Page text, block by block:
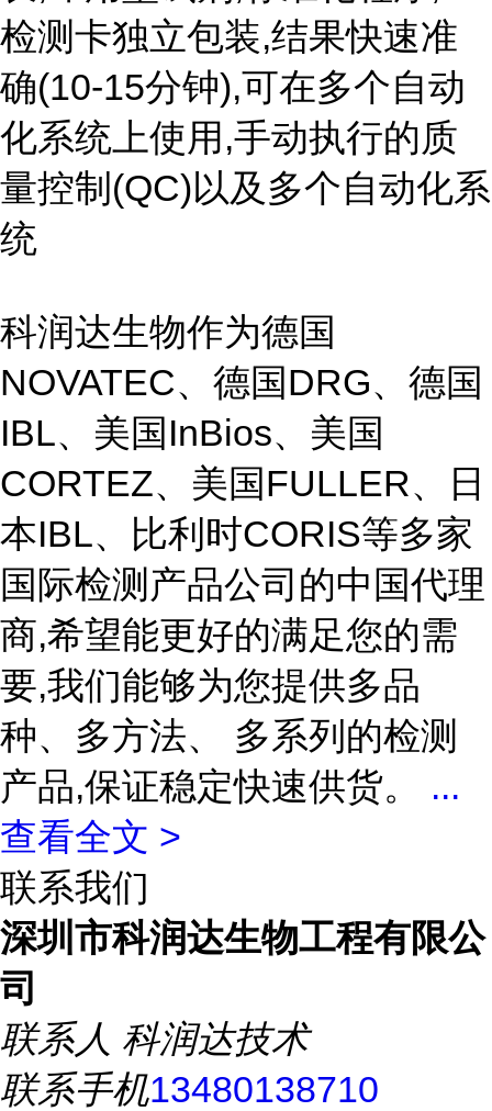
检测卡独立包装,结果快速准
确(10-15分钟),可在多个自动
化系统上使用,手动执行的质
量控制(QC)以及多个自动化系
统
科润达生物作为德国
NOVATEC、德国DRG、德国
IBL、美国InBios、美国
CORTEZ、美国FULLER、日
本IBL、比利时CORIS等多家
国际检测产品公司的中国代理
商,希望能更好的满足您的需
要,我们能够为您提供多品
种、多方法、 多系列的检测
产品,保证稳定快速供货。 ...
查看全文 >
联系我们
深圳市科润达生物工程有限公
司
联系人 科润达技术
联系手机13480138710